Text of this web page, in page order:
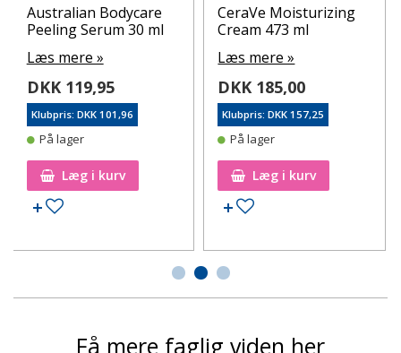
Australian Bodycare
Peeling Serum 30 ml
Læs mere »
DKK 119,95
Klubpris: DKK 101,96
På lager
Læg i kurv
Tilføj til ønskeseddel
CeraVe Moisturizing
Cream 473 ml
Læs mere »
DKK 185,00
Klubpris: DKK 157,25
På lager
Læg i kurv
Tilføj til ønskeseddel
Få mere faglig viden her